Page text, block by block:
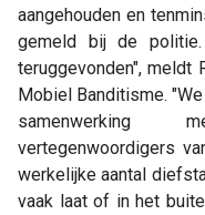
aangehouden en
gemeld bij de
teruggevonden", meldt
Mobiel Banditisme.
samenwerking
vertegenwoordigers
werkelijke aantal
vaak laat of in het